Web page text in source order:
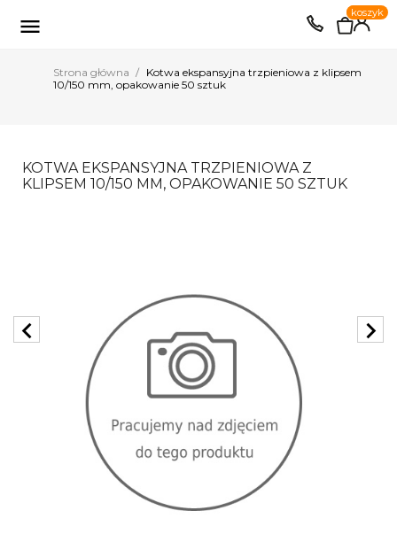
EUR PLN

0
koszyk
Strona główna
Kotwa ekspansyjna trzpieniowa z klipsem
10/150 mm, opakowanie 50 sztuk
KOTWA EKSPANSYJNA TRZPIENIOWA Z
KLIPSEM 10/150 MM, OPAKOWANIE 50 SZTUK
chevron_left chevron_right